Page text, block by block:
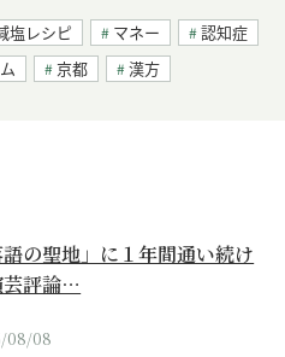
塩レシピ マネー
認知症
京都 漢方
語の聖地」に１年間通い続け
芸評論…
08/08